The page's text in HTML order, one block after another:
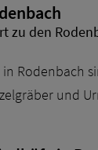
zu den
Rodenbach
und